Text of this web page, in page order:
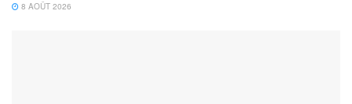
8 AOÛT 2026